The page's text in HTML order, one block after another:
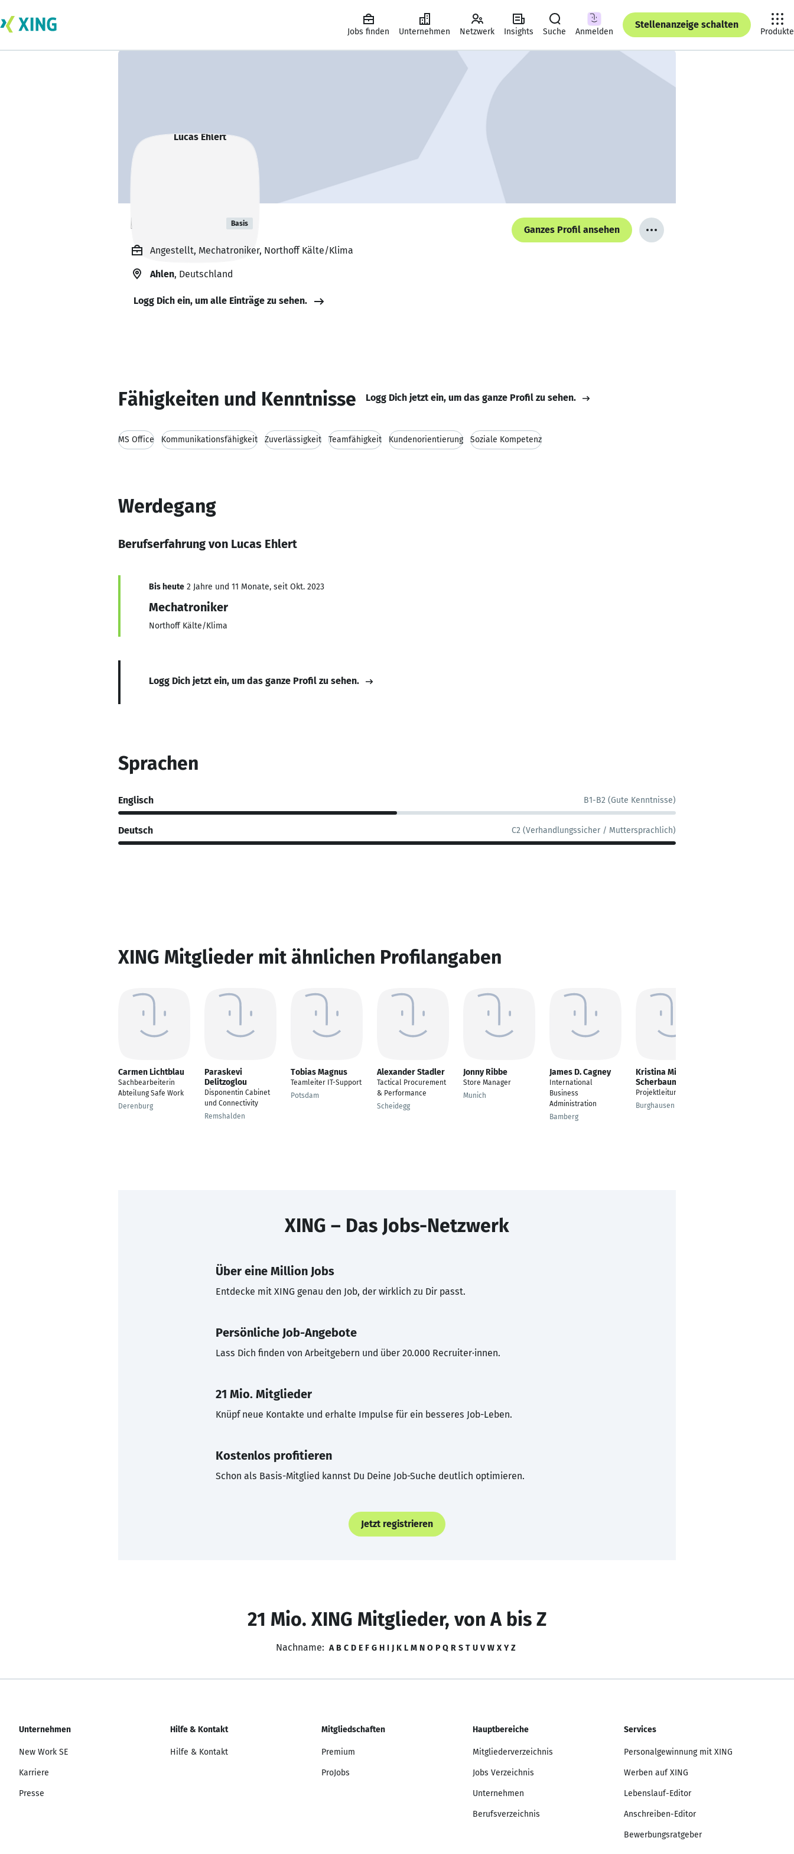
Jobs finden Unternehmen Netzwerk Insights Suche Anmelden
Stellenanzeige schalten
Produkte
Lucas Ehlert Basis
Ganzes Profil ansehen
Angestellt, Mechatroniker, Northoff Kälte/Klima
Ahlen, Deutschland
Logg Dich ein, um alle Einträge zu sehen.
Fähigkeiten und Kenntnisse Logg Dich jetzt ein, um das ganze Profil zu sehen.
MS Office Kommunikationsfähigkeit Zuverlässigkeit Teamfähigkeit Kundenorientierung Soziale Kompetenz
Werdegang
Berufserfahrung von Lucas Ehlert
Bis heute 2 Jahre und 11 Monate, seit Okt. 2023
Mechatroniker
Northoff Kälte/Klima
Logg Dich jetzt ein, um das ganze Profil zu sehen.
Sprachen
Englisch B1-B2 (Gute Kenntnisse)
Deutsch C2 (Verhandlungssicher / Muttersprachlich)
XING Mitglieder mit ähnlichen Profilangaben
Carmen Lichtblau
Sachbearbeiterin
Abteilung Safe Work
Derenburg
Paraskevi
Delitzoglou
Disponentin Cabinet
und Connectivity
Remshalden
Tobias Magnus
Teamleiter IT-Support
Potsdam
Alexander Stadler
Tactical Procurement
& Performance
Scheidegg
Jonny Ribbe
Store Manager
Munich
James D. Cagney
International
Business
Administration
Bamberg
Kristina Miller-
Scherbaum
Projektleitung
Burghausen
XING – Das Jobs-Netzwerk
Über eine Million Jobs
Entdecke mit XING genau den Job, der wirklich zu Dir passt.
Persönliche Job-Angebote
Lass Dich finden von Arbeitgebern und über 20.000 Recruiter·innen.
21 Mio. Mitglieder
Knüpf neue Kontakte und erhalte Impulse für ein besseres Job-Leben.
Kostenlos profitieren
Schon als Basis-Mitglied kannst Du Deine Job-Suche deutlich optimieren.
Jetzt registrieren
21 Mio. XING Mitglieder, von A bis Z
Nachname: A B C D E F G H I J K L M N O P Q R S T U V W X Y Z
Unternehmen
New Work SE
Karriere
Presse
Hilfe & Kontakt
Hilfe & Kontakt
Mitgliedschaften
Premium
ProJobs
Hauptbereiche
Mitgliederverzeichnis
Jobs Verzeichnis
Unternehmen
Berufsverzeichnis
Services
Personalgewinnung mit XING
Werben auf XING
Lebenslauf-Editor
Anschreiben-Editor
Bewerbungsratgeber